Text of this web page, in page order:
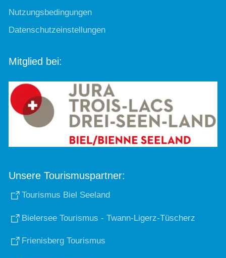
Nutzungsbedingungen
Datenschutzeinstellungen
Mitglied bei:
Unsere Tourismuspartner:
Tourismus Biel Seeland
Bielersee Tourismus - Twann-Ligerz-Tüscherz
Frienisberg Tourismus